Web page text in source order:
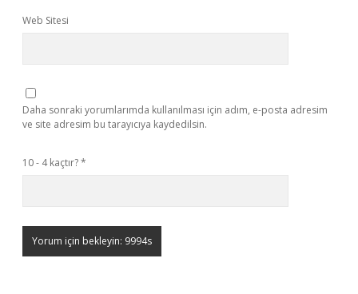
Web Sitesi
Daha sonraki yorumlarımda kullanılması için adım, e-posta adresim
ve site adresim bu tarayıcıya kaydedilsin.
10 - 4 kaçtır?*